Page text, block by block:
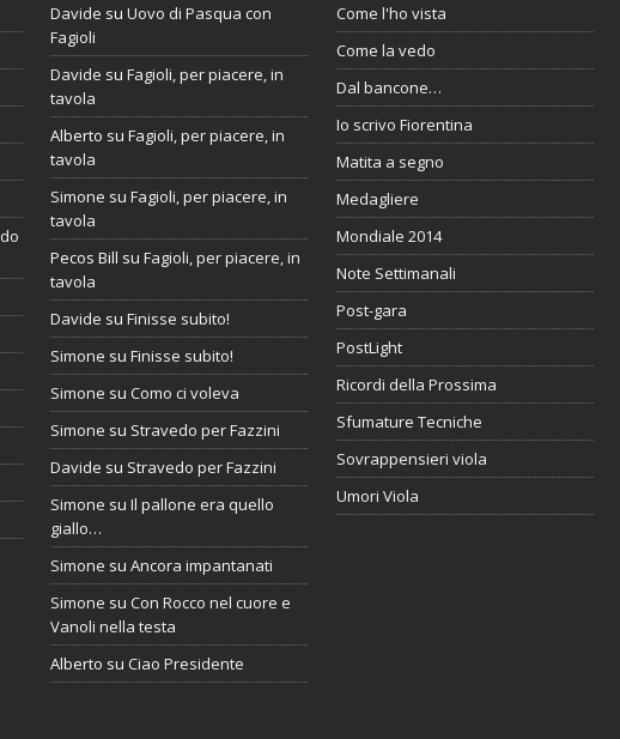
Davide suUovo di Pasqua con
Fagioli
Davide suFagioli, per piacere, in
tavola
Alberto suFagioli, per piacere, in
tavola
Simone suFagioli, per piacere, in
tavola
Pecos Bill suFagioli, per piacere, in
tavola
Davide suFinisse subito!
Simone suFinisse subito!
Simone suComo ci voleva
Simone su Stravedo per Fazzini
Davide su Stravedo per Fazzini
Simone suIl pallone era quello
giallo…
Simone suAncora impantanati
Simone suCon Rocco nel cuore e
Vanoli nella testa
Alberto suCiao Presidente
Come l'ho vista
Come la vedo
Dal bancone…
Io scrivo Fiorentina
Matita a segno
Medagliere
Mondiale 2014
Note Settimanali
Post-gara
PostLight
Ricordi della Prossima
Sfumature Tecniche
Sovrappensieri viola
Umori Viola